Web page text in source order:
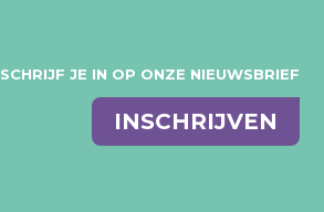
SCHRIJF JE IN OP ONZE NIEUWSBRIEF
E-
mail
INSCHRIJVEN